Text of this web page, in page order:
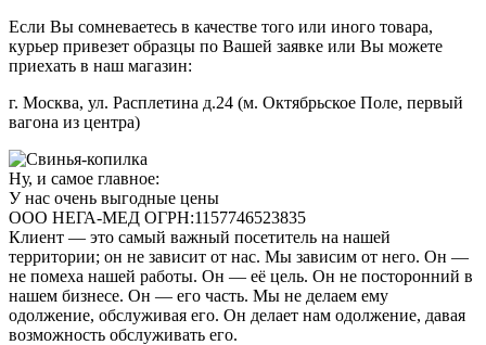
Если Вы сомневаетесь в качестве того или иного товара,
курьер привезет образцы по Вашей заявке или Вы можете
приехать в наш магазин:
г. Москва, ул. Расплетина д.24 (м. Октябрьское Поле, первый
вагона из центра)
Ну, и самое главное:
У нас очень выгодные цены
ООО НЕГА-МЕД ОГРН:1157746523835
Клиент — это самый важный посетитель на нашей
территории; он не зависит от нас. Мы зависим от него. Он —
не помеха нашей работы. Он — её цель. Он не посторонний в
нашем бизнесе. Он — его часть. Мы не делаем ему
одолжение, обслуживая его. Он делает нам одолжение, давая
возможность обслуживать его.